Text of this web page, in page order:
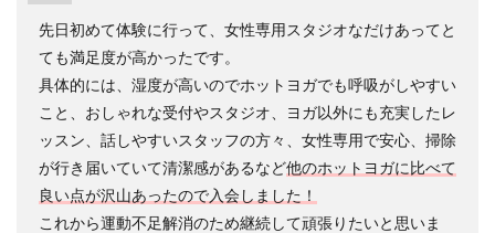
先日初めて体験に行って、女性専用スタジオなだけあってと
ても満足度が高かったです。
具体的には、湿度が高いのでホットヨガでも呼吸がしやすい
こと、おしゃれな受付やスタジオ、ヨガ以外にも充実したレ
ッスン、話しやすいスタッフの方々、女性専用で安心、掃除
が行き届いていて清潔感があるなど他のホットヨガに比べて
良い点が沢山あったので入会しました！
これから運動不足解消のため継続して頑張りたいと思いま